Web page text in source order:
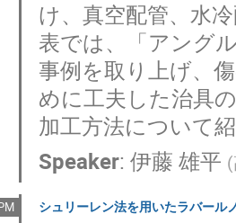
け、真空配管、水
表では、「アング
事例を取り上げ、
めに工夫した治具
加工方法について
Speaker:伊藤 雄平 (
シュリーレン法を用いたラバール